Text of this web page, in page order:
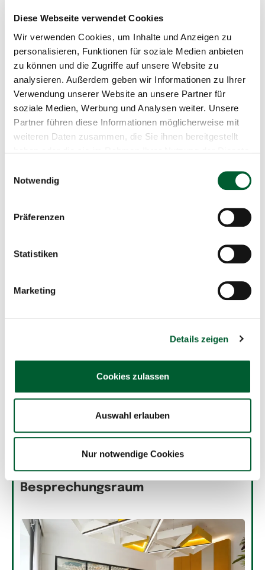
Diese Webseite verwendet Cookies
Wir verwenden Cookies, um Inhalte und Anzeigen zu
personalisieren, Funktionen für soziale Medien anbieten
zu können und die Zugriffe auf unsere Website zu
analysieren. Außerdem geben wir Informationen zu Ihrer
Verwendung unserer Website an unsere Partner für
soziale Medien, Werbung und Analysen weiter. Unsere
Partner führen diese Informationen möglicherweise mit
weiteren Daten zusammen, die Sie ihnen bereitgestellt
Notwendig
Präferenzen
Statistiken
Marketing
Details zeigen
Cookies zulassen
Auswahl erlauben
Nur notwendige Cookies
In Weitra sind Sie willkommen
30.07.2026| Jobs und Betriebe | Waidhofen an der
freiW4erk: Mehr als ein
Besprechungsraum